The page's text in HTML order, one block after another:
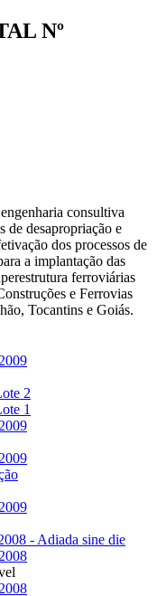
Nº
consultiva
de desapropriação e
dos processos de
a implantação das
ferroviárias
e Ferrovias
Tocantins e Goiás.
2
1
- Adiada sine die